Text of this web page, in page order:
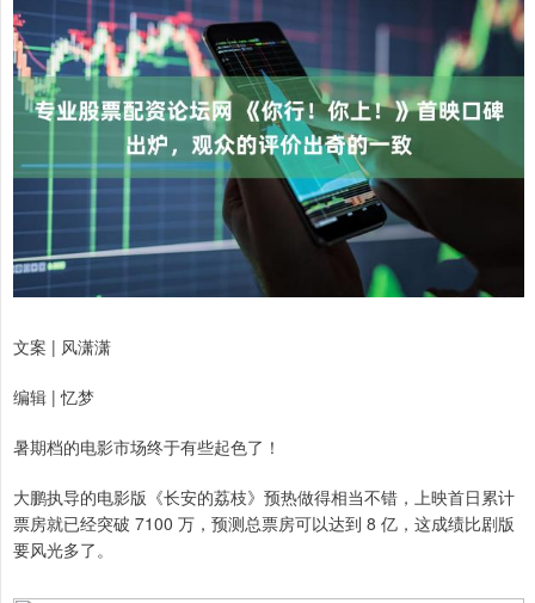
文案 | 风潇潇
编辑 | 忆梦
暑期档的电影市场终于有些起色了！
大鹏执导的电影版《长安的荔枝》预热做得相当不错，上映首日累计
票房就已经突破 7100 万，预测总票房可以达到 8 亿，这成绩比剧版
要风光多了。